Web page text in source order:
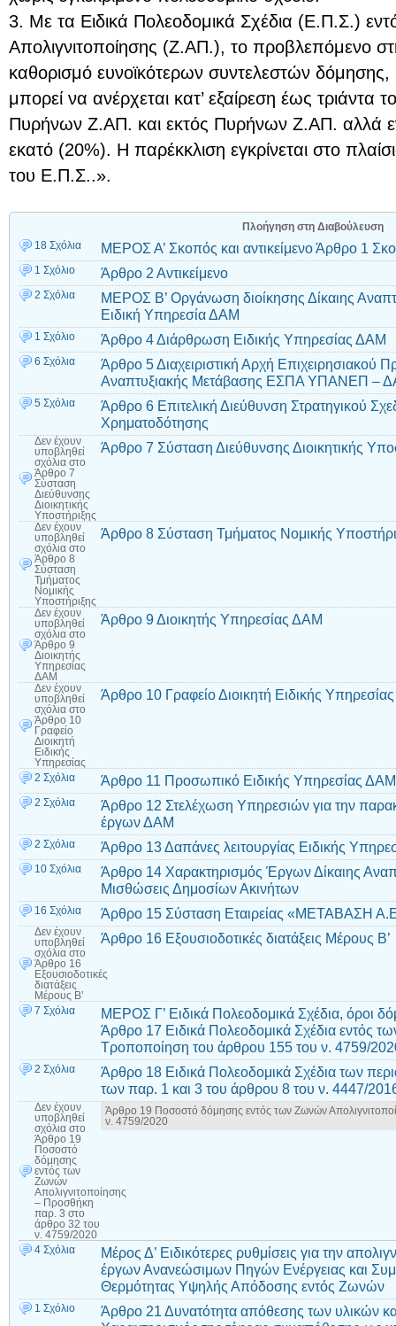
3. Με τα Ειδικά Πολεοδομικά Σχέδια (Ε.Π.Σ.)
Απολιγνιτοποίησης (Ζ.ΑΠ.), το προβλεπόμενο
καθορισμό ευνοϊκότερων συντελεστών
μπορεί να ανέρχεται κατ’ εξαίρεση έως τριάντα
Πυρήνων Ζ.ΑΠ. και εκτός Πυρήνων Ζ.ΑΠ. αλλά
εκατό (20%). Η παρέκκλιση εγκρίνεται στο
του Ε.Π.Σ..».
Πλοήγηση στη Διαβούλευση
18 Σχόλια
ΜΕΡΟΣ Α’ Σκοπός και αντικείμενο Άρθρο 1
1 Σχόλιο Άρθρο 2 Αντικείμενο
2 Σχόλια
ΜΕΡΟΣ Β’ Οργάνωση διοίκησης Δίκαιης
Ειδική Υπηρεσία ΔΑΜ
1 Σχόλιο Άρθρο 4 Διάρθρωση Ειδικής Υπηρεσίας ΔΑΜ
6 Σχόλια
Άρθρο 5 Διαχειριστική Αρχή Επιχειρησιακού
Αναπτυξιακής Μετάβασης ΕΣΠΑ ΥΠΑΝΕΠ –
5 Σχόλια
Άρθρο 6 Επιτελική Διεύθυνση Στρατηγικού
Χρηματοδότησης
Δεν έχουν
υποβληθεί
σχόλια στο
Άρθρο 7
Σύσταση
Διεύθυνσης
Διοικητικής
Υποστήριξης
Άρθρο 7 Σύσταση Διεύθυνσης Διοικητικής
Δεν έχουν
υποβληθεί
σχόλια στο
Άρθρο 8
Σύσταση
Τμήματος
Νομικής
Υποστήριξης
Άρθρο 8 Σύσταση Τμήματος Νομικής
Δεν έχουν
υποβληθεί
σχόλια στο
Άρθρο 9
Διοικητής
Υπηρεσίας
ΔΑΜ
Άρθρο 9 Διοικητής Υπηρεσίας ΔΑΜ
Δεν έχουν
υποβληθεί
σχόλια στο
Άρθρο 10
Γραφείο
Διοικητή
Ειδικής
Υπηρεσίας
Άρθρο 10 Γραφείο Διοικητή Ειδικής Υπηρεσίας
2 Σχόλια Άρθρο 11 Προσωπικό Ειδικής Υπηρεσίας ΔΑΜ
2 Σχόλια
Άρθρο 12 Στελέχωση Υπηρεσιών για την
έργων ΔΑΜ
2 Σχόλια Άρθρο 13 Δαπάνες λειτουργίας Ειδικής
10 Σχόλια
Άρθρο 14 Χαρακτηρισμός Έργων Δίκαιης
Μισθώσεις Δημοσίων Ακινήτων
16 Σχόλια Άρθρο 15 Σύσταση Εταιρείας «ΜΕΤΑΒΑΣΗ
Δεν έχουν
υποβληθεί
σχόλια στο
Άρθρο 16
Εξουσιοδοτικές
διατάξεις
Μέρους Β’
Άρθρο 16 Εξουσιοδοτικές διατάξεις Μέρους Β’
7 Σχόλια
ΜΕΡΟΣ Γ’ Ειδικά Πολεοδομικά Σχέδια, όροι
Άρθρο 17 Ειδικά Πολεοδομικά Σχέδια εντός
Τροποποίηση του άρθρου 155 του ν. 4759/
2 Σχόλια
Άρθρο 18 Ειδικά Πολεοδομικά Σχέδια των
των παρ. 1 και 3 του άρθρου 8 του ν. 4447/
Δεν έχουν
υποβληθεί
σχόλια στο
Άρθρο 19
Ποσοστό
δόμησης
εντός των
Ζωνών
Απολιγνιτοποίησης
– Προσθήκη
παρ. 3 στο
άρθρο 32 του
ν. 4759/2020
Άρθρο 19 Ποσοστό δόμησης εντός των Ζωνών
ν. 4759/2020
4 Σχόλια
Μέρος Δ’ Ειδικότερες ρυθμίσεις για την
έργων Ανανεώσιμων Πηγών Ενέργειας και
Θερμότητας Υψηλής Απόδοσης εντός Ζωνών
1 Σχόλιο
Άρθρο 21 Δυνατότητα απόθεσης των υλικών